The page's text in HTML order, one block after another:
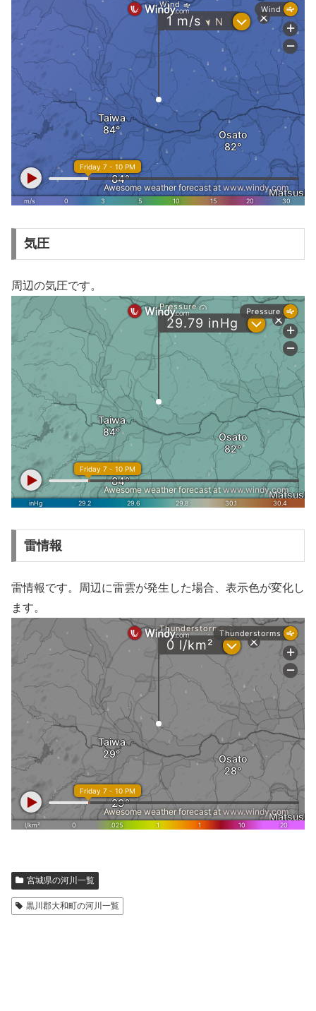
気圧
周辺の気圧です。
雷情報
雷情報です。周辺に雷雲が発生した場合、表示色が変化し
ます。
宮城県の河川一覧
黒川郡大和町の河川一覧